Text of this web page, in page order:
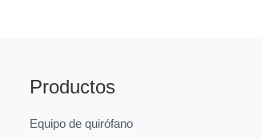
Productos
Equipo de quirófano